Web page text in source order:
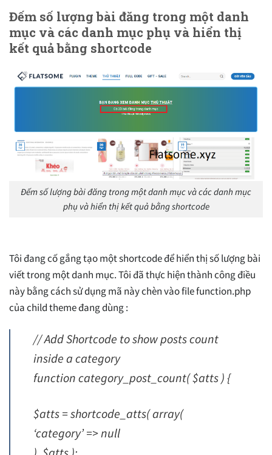
Đếm số lượng bài đăng trong một danh
mục và các danh mục phụ và hiển thị
kết quả bằng shortcode
Đếm số lượng bài đăng trong một danh mục và các danh mục
phụ và hiển thị kết quả bằng shortcode
Tôi đang cố gắng tạo một shortcode để hiển thị số lượng bài
viết trong một danh mục. Tôi đã thực hiện thành công điều
này bằng cách sử dụng mã này chèn vào file function.php
của child theme đang dùng :
// Add Shortcode to show posts count
inside a category
function category_post_count( $atts ) {
$atts = shortcode_atts( array(
‘category’ => null